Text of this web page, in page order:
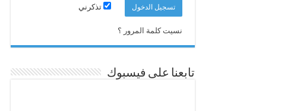
تذكرني
نسيت كلمة المرور ؟
تابعنا على فيسبوك